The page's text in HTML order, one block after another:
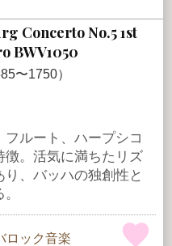
Concerto No.5 1st
BWV1050
〜1750）
ルート、ハープシコ
徴。活気に満ちたリズ
、バッハの独創性と
ロック音楽